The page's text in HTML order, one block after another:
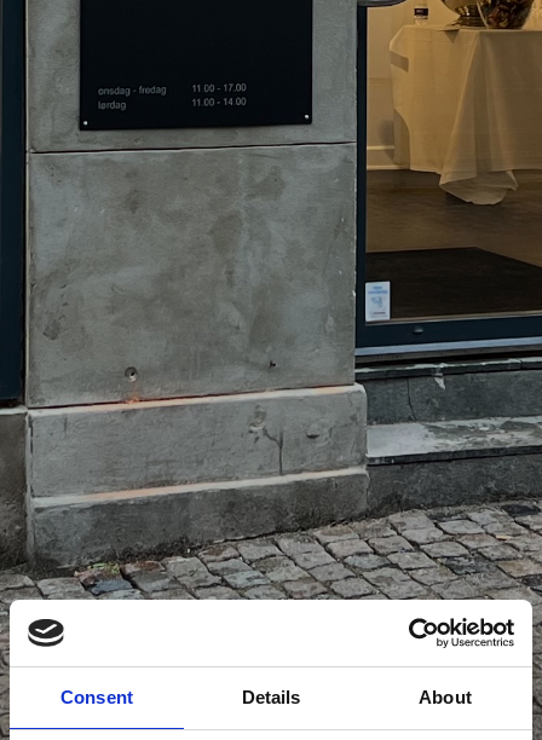
Consent Details About